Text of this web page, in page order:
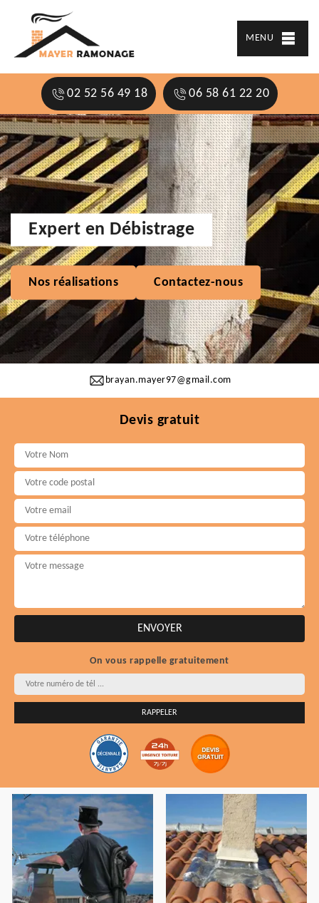
MENU
02 52 56 49 18 06 58 61 22 20
brayan.mayer97@gmail.com
Expert en Débistrage
Nos réalisations Contactez-nous
Devis gratuit
On vous rappelle gratuitement